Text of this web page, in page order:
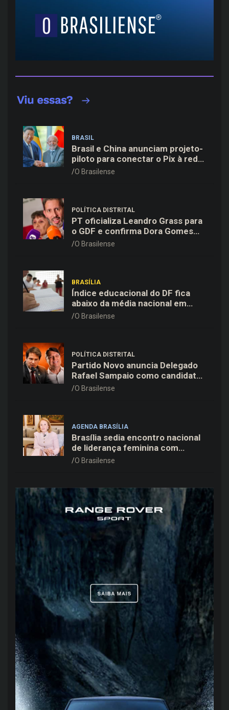
BRASIL
Brasil e China anunciam projeto-
piloto para conectar o Pix à rede
de pagamentos chinesa
O Brasilense
POLÍTICA DISTRITAL
PT oficializa Leandro Grass para
o GDF e confirma Dora Gomes
como vice na chapa majoritária
O Brasilense
BRASÍLIA
Índice educacional do DF fica
abaixo da média nacional em
todas as etapas de ensino,
O Brasilense
POLÍTICA DISTRITAL
Partido Novo anuncia Delegado
Rafael Sampaio como candidato
a vice-governador na chapa de
O Brasilense
AGENDA BRASÍLIA
Brasília sedia encontro nacional
de liderança feminina com
Janete Vaz, Carla Fonseca e
O Brasilense